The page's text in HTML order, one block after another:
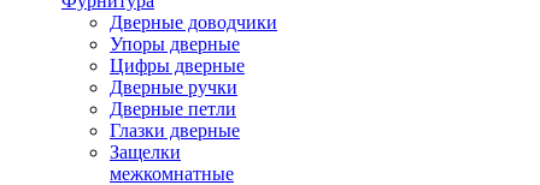
Дверные доводчики
Упоры дверные
Цифры дверные
Дверные ручки
Дверные петли
Глазки дверные
Защелки
межкомнатные